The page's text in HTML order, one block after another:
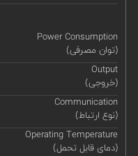
Power Consumption
(توان مصرفی)
Output
(خروجی)
Communication
(نوع ارتباط)
Operating Temperature
(دمای قابل تحمل)